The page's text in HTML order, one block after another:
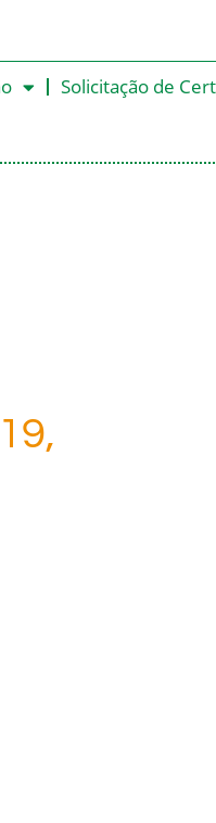
Solicitação de